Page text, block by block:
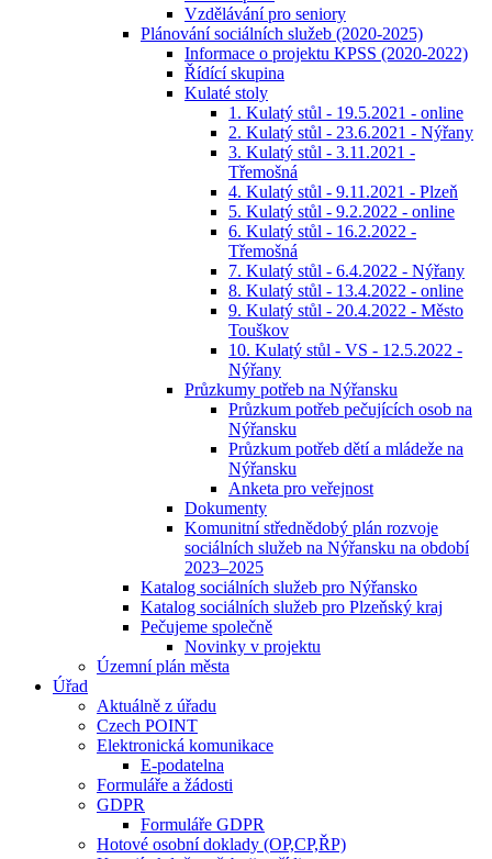
Vzdělávání pro seniory
Plánování sociálních služeb (2020-2025)
Informace o projektu KPSS (2020-2022)
Řídící skupina
Kulaté stoly
1. Kulatý stůl - 19.5.2021 - online
2. Kulatý stůl - 23.6.2021 - Nýřany
3. Kulatý stůl - 3.11.2021 -
Třemošná
4. Kulatý stůl - 9.11.2021 - Plzeň
5. Kulatý stůl - 9.2.2022 - online
6. Kulatý stůl - 16.2.2022 -
Třemošná
7. Kulatý stůl - 6.4.2022 - Nýřany
8. Kulatý stůl - 13.4.2022 - online
9. Kulatý stůl - 20.4.2022 - Město
Touškov
10. Kulatý stůl - VS - 12.5.2022 -
Nýřany
Průzkumy potřeb na Nýřansku
Průzkum potřeb pečujících osob na
Nýřansku
Průzkum potřeb dětí a mládeže na
Nýřansku
Anketa pro veřejnost
Dokumenty
Komunitní střednědobý plán rozvoje
sociálních služeb na Nýřansku na období
2023–2025
Katalog sociálních služeb pro Nýřansko
Katalog sociálních služeb pro Plzeňský kraj
Pečujeme společně
Novinky v projektu
Územní plán města
Úřad
Aktuálně z úřadu
Czech POINT
Elektronická komunikace
E-podatelna
Formuláře a žádosti
GDPR
Formuláře GDPR
Hotové osobní doklady (OP,CP,ŘP)